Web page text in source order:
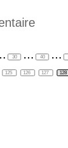
30 ... 40 ...
125 126 127 128